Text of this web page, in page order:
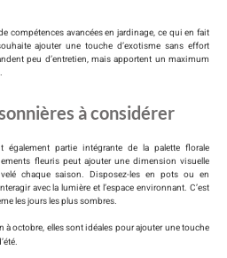
compétences avancées en jardinage, ce qui en fait
ajouter une touche d’exotisme sans effort
peu d’entretien, mais apportent un maximum
à considérer
partie intégrante de la palette florale
fleuris peut ajouter une dimension visuelle
chaque saison. Disposez-les en pots ou en
avec la lumière et l’espace environnant. C’est
les jours les plus sombres.
octobre, elles sont idéales pour ajouter une touche